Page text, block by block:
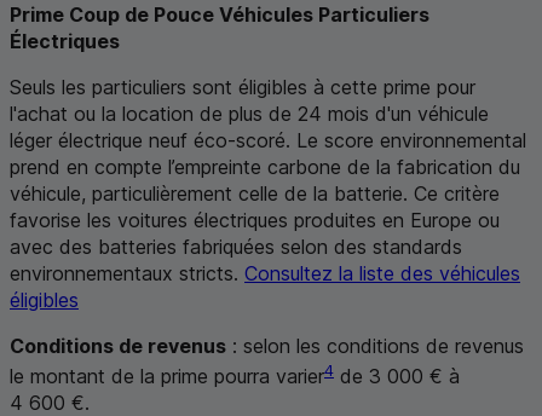
Prime Coup de Pouce Véhicules Particuliers
Électriques
Seuls les particuliers sont éligibles à cette prime pour
l'achat ou la location de plus de 24 mois d'un véhicule
léger électrique neuf éco-scoré. Le score environnemental
prend en compte l’empreinte carbone de la fabrication du
véhicule, particulièrement celle de la batterie. Ce critère
favorise les voitures électriques produites en Europe ou
avec des batteries fabriquées selon des standards
environnementaux stricts. Consultez la liste des véhicules
éligibles
Conditions de revenus : selon les conditions de revenus
le montant de la prime pourra varier4 de 3 000 € à
4 600 €.